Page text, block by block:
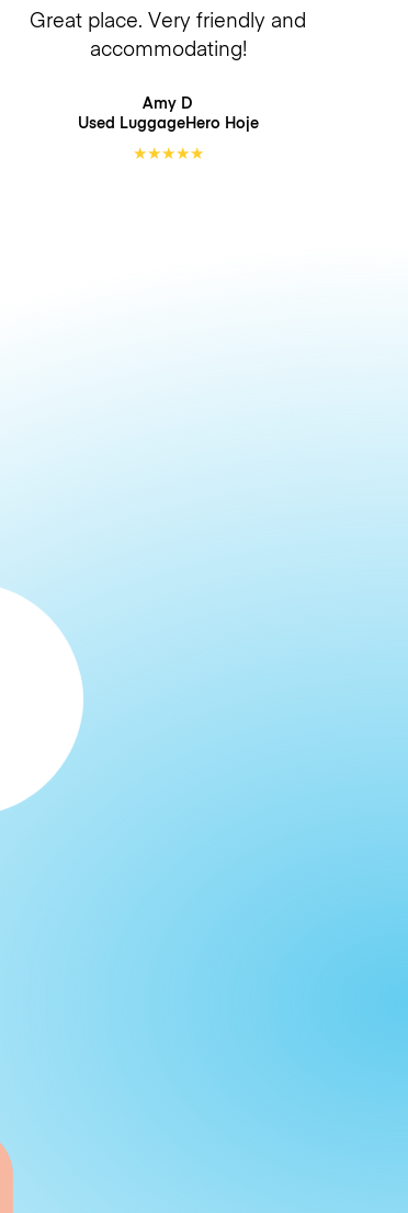
Great place. Very friendly and
accommodating!
Amy D
Used LuggageHero Hoje
★★★★★